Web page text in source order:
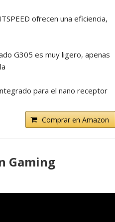
ofrecen una eficiencia,
G305 es muy ligero, apenas
para el nano receptor
Comprar en Amazon
Gaming